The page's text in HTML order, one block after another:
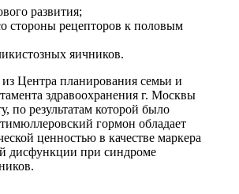
развития;
стороны рецепторов к половым
яичников.
Центра планирования семьи и
здравоохранения г. Москвы
по результатам которой было
гормон обладает
ценностью в качестве маркера
дисфункции при синдроме